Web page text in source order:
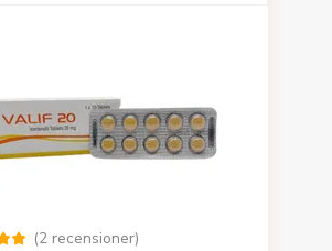
(2 recensioner)